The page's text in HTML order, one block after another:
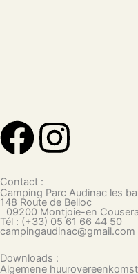
F
a
c
e
I
s
t
Contact :
Camping Parc Audinac les
148 Route de Belloc
09200 Montjoie-en
Tél : (+33) 05 61 66 44 50
campingaudinac@gmail.com
Downloads :
Algemene